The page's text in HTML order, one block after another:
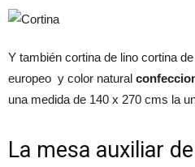
Y también cortina de lino cortina
europeo y color natural
una medida de 140 x 270 cms la
La mesa auxiliar